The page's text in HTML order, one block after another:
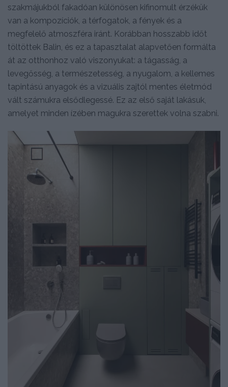
szakmájukból fakadóan különösen kifinomult érzékük
van a kompozíciók, a térfogatok, a fények és a
megfelelő atmoszféra iránt. Korábban hosszabb időt
töltöttek Balin, és ez a tapasztalat alapvetően formálta
át az otthonhoz való viszonyukat: a tágasság, a
levegősség, a természetesség, a nyugalom, a kellemes
tapintású anyagok és a vizuális zajtól mentes életmód
vált számukra elsődlegessé. Ez az első saját lakásuk,
amelyet minden ízében magukra szerettek volna szabni.